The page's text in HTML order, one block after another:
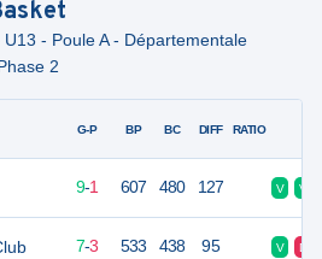
- Poule A - Départementale
2
G-P BP BC DIFF RATIO
9-1 607 480 127 V V
7-3 533 438 95 V D